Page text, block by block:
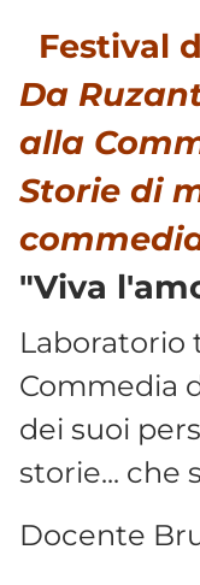
Festival
Da
alla
Storie di
"Viva
Laboratorio
Commedia
dei suoi
storie... che
Docente